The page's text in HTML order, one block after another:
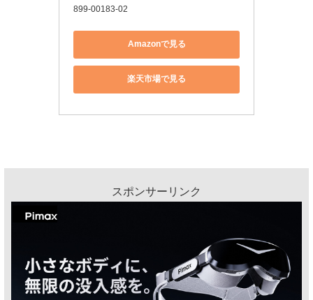
899-00183-02
Amazonで見る
楽天市場で見る
スポンサーリンク